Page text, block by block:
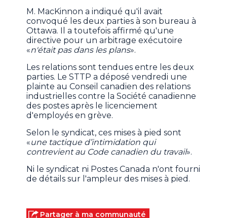
M. MacKinnon a indiqué qu'il avait
convoqué les deux parties à son bureau à
Ottawa. Il a toutefois affirmé qu'une
directive pour un arbitrage exécutoire
«n'était pas dans les plans».
Les relations sont tendues entre les deux
parties. Le STTP a déposé vendredi une
plainte au Conseil canadien des relations
industrielles contre la Société canadienne
des postes après le licenciement
d'employés en grève.
Selon le syndicat, ces mises à pied sont
«une tactique d’intimidation qui
contrevient au Code canadien du travail».
Ni le syndicat ni Postes Canada n'ont fourni
de détails sur l'ampleur des mises à pied.
Partager à ma communauté